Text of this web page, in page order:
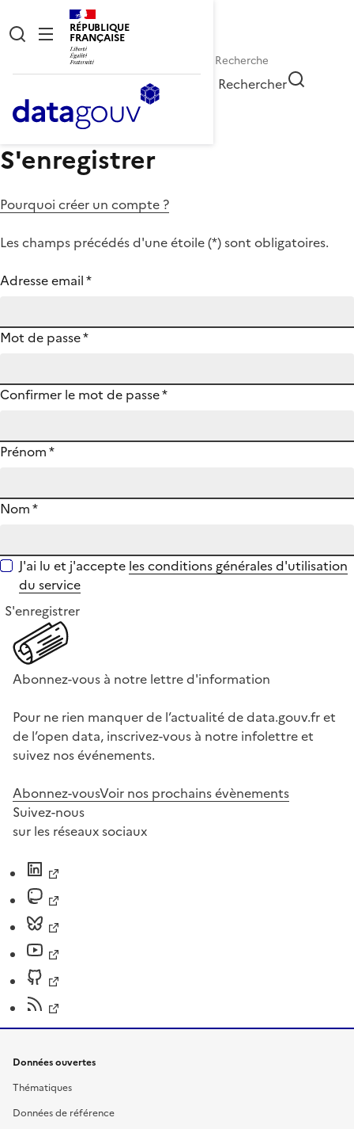
RÉPUBLIQUE
FRANÇAISE
Rechercher
S'enregistrer
Pourquoi créer un compte ?
Les champs précédés d'une étoile (*) sont obligatoires.
Adresse email*
Mot de passe*
Confirmer le mot de passe*
Prénom*
Nom*
J'ai lu et j'accepte les conditions générales d'utilisation
du service
S'enregistrer
Abonnez-vous à notre lettre d'information
Pour ne rien manquer de l’actualité de data.gouv.fr et
de l’open data, inscrivez-vous à notre infolettre et
suivez nos événements.
Abonnez-vousVoir nos prochains évènements
Suivez-nous
sur les réseaux sociaux
Données ouvertes
Thématiques
Données de référence